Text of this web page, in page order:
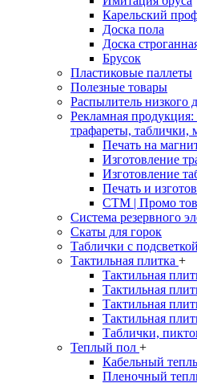
Карельский
Доска пола
Доска
Брусок
Пластиковые паллеты
Полезные товары
Распылитель низкого
Рекламная
трафареты, таблички,
Печать на
Изготовление
Изготовление
Печать и
CTM | Промо
Система резервного
Скаты для горок
Таблички с подсветкой
Тактильная плитка +
Тактильная
Тактильная
Тактильная
Тактильная
Таблички,
Теплый пол +
Кабельный
Пленочный